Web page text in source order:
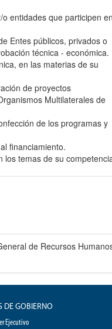
entidades que participen
Entes públicos, privados o
técnica - económica.
en las materias de su
de proyectos
Multilaterales de
de los programas y
financiamiento.
los temas de su
de Recursos
DE GOBIERNO
Ejecutivo